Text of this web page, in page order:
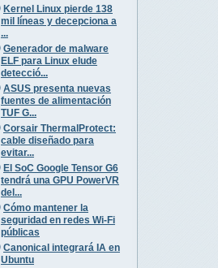
Kernel Linux pierde 138
mil líneas y decepciona a
...
Generador de malware
ELF para Linux elude
detecció...
ASUS presenta nuevas
fuentes de alimentación
TUF G...
Corsair ThermalProtect:
cable diseñado para
evitar...
El SoC Google Tensor G6
tendrá una GPU PowerVR
del...
Cómo mantener la
seguridad en redes Wi-Fi
públicas
Canonical integrará IA en
Ubuntu